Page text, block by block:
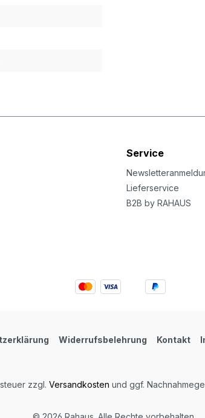
Service
Lieferservice
B2B by RAHAUS
Widerrufsbelehrung Kontakt
zzgl. Versandkosten und ggf.